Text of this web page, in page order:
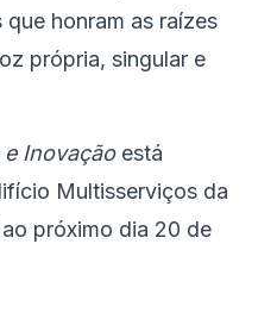
honram as raízes
própria, singular e
e Inovaçãoestá
Multisserviços da
próximo dia 20 de